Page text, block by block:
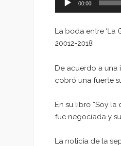
00:00
La boda entre ‘La
20012-2018
De acuerdo a una
cobró una fuerte
En su libro “Soy la
fue negociada y
La noticia de la